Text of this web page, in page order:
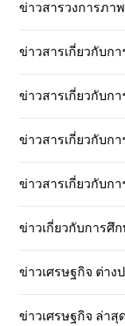
ข่าวสารวงการภา
ข่าวสารเกี่ยวกับก
ข่าวสารเกี่ยวกับก
ข่าวสารเกี่ยวกับก
ข่าวสารเกี่ยวกับก
ข่าวเกี่ยวกับการศึ
ข่าวเศรษฐกิจ ต่าง
ข่าวเศรษฐกิจ ล่าสุ